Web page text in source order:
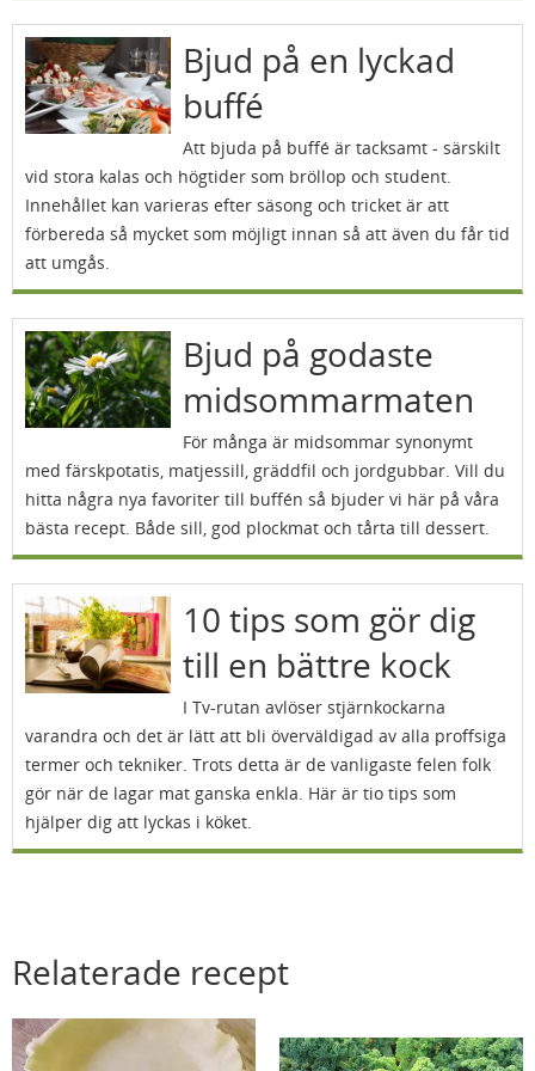
Bjud på en lyckad
buffé
Att bjuda på buffé är tacksamt - särskilt
vid stora kalas och högtider som bröllop och student.
Innehållet kan varieras efter säsong och tricket är att
förbereda så mycket som möjligt innan så att även du får tid
att umgås.
Bjud på godaste
midsommarmaten
För många är midsommar synonymt
med färskpotatis, matjessill, gräddfil och jordgubbar. Vill du
hitta några nya favoriter till buffén så bjuder vi här på våra
bästa recept. Både sill, god plockmat och tårta till dessert.
10 tips som gör dig
till en bättre kock
I Tv-rutan avlöser stjärnkockarna
varandra och det är lätt att bli överväldigad av alla proffsiga
termer och tekniker. Trots detta är de vanligaste felen folk
gör när de lagar mat ganska enkla. Här är tio tips som
hjälper dig att lyckas i köket.
Relaterade recept